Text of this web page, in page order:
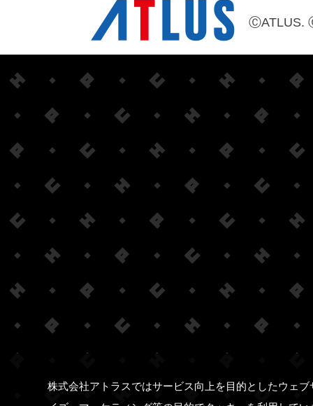
ⒸATLUS.
株式会社アトラスではサービス向上を目的としたウェ